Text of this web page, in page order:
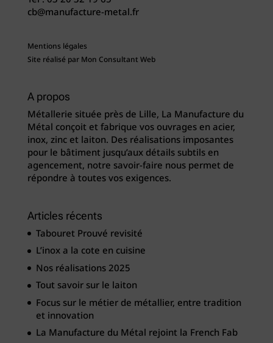
cb@manufacture-metal.fr
Mentions légales
Site réalisé parMon Consultant Web
A propos
Métallerie située près de Lille, La Manufacture du
Métal conçoit et fabrique vos ouvrages en acier,
inox, zinc et laiton. Des réalisations imposantes
pour le bâtiment jusqu’aux détails subtils en
agencement, notre savoir-faire nous permet de
répondre à toutes vos exigences.
Articles récents
Tabouret Prouvé revisité
L’inox a la cote en cuisine
Nos réalisations 2025
Tout savoir sur le laiton
Focus sur le métier de métallier, entre tradition
et innovation
La Manufacture du Métal rejoint la French Fab